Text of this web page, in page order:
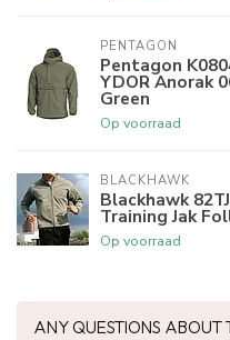
PENTAGON
Pentagon
YDOR Anorak
Green
Op voorraad
BLACKHAWK
Blackhawk
Training Jak
Op voorraad
ANY QUESTIONS ABOUT